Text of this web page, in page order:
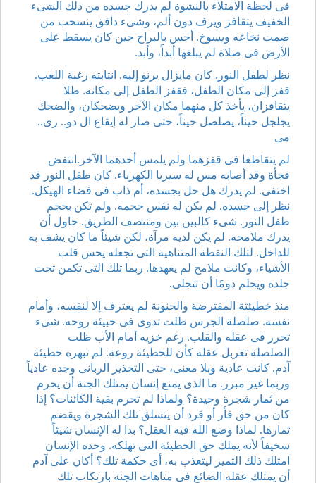
فى لحظة الامتلاء بالنشوة لم يدرك جسده من ذلك الشىء
الخفيف يتقافز ويرف دون ألم، وشىء دافق ينسحب من
صمت نخاعه ويسوخ. أحس بالبراح حين كان يسقط على
الأرض فى صلاة لم يبلغها أبداً، وأبد.
نظر لطفل النور. كان مايزال يرنو إليه. انتابته رغبة اللعب.
قفز إلى مكان الطفل، فقفز الطفل إلى مكانه. ظلا
يتقافزان، يأخذ كل منهما مكان الآخر ويضحكان، والضحك
يجلجل حيناً، يصلصل حيناً، حتى صار له إيقاع ال دو.. رى..
مى
لم يتقاطعا فى قفزهما ولم يلمس أحدهما الآخر.انتفض
فجأة وقد أصابه مس له سيريا الكهرباء. كان طفل النور قد
اختفى. لم يدرك هل حل بجسده، أم ذاب فى فضاء الهيكل.
نظر إلى جسده. لم يكن له نفس حجمه. ولم تكن بحجم
طفل النور. شىء كالبين بين ومنتصف الطريق. حاول أن
يدرك ملامحه. لم يكن لديه مرآة، لكن شيئاً ما كان يشف به
للداخل. لتلك النقطة المتناهية التى تجعله يحس قلب
الأشياء، وكانت ملامح لم يعهدها. ربما تلك التى تكمن تحت
جلده ويحلم دومًا أن تتجلى.
منذ خطيئتة المفترضة والحنونة لم يعترف إلا لنفسه، وأمام
نفسه. صلصلة الجرس ظلت تدوى فى خبيئة روحه. شىء
تحرر فى عقله والقلب. رغم خزيه أمام الأب ظلت
الصلصلة تغربل عقله كأن للخطيئة روعة. لم تبهره خطيئة
آدم. كانت عادية وبلا معنى، حتى التحذير الربانى وجده عادياً
وربما غير مبرر. ما الذى يمنع إنسان يمتلك الجنة أن يحرم
من ثمار شجرة وحيدة؟ ولماذا لم تحرم بقية الكائنات؟ إذا
كان من حق فأر أو قرد أن يتسلق تلك الشجرة ويقضم
ثمارها. لماذا وضع الله فيه العقل؟ بدا له الإنسان شيئاً
سخيفاً لأنه يملك حق الخطيئة التى تهلكه. وحده الإنسان
امتلك ذلك التميز ليتعذب به، أى حكمة تلك؟ أكان على آدم
أن يمتلك عقله الضائع فى متاهات الجنة بارتكاب تلك